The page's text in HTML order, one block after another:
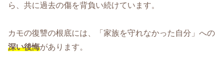
ら、共に過去の傷を背負い続けています。
カモの復讐の根底には、「家族を守れなかった自分」への
深い後悔があります。